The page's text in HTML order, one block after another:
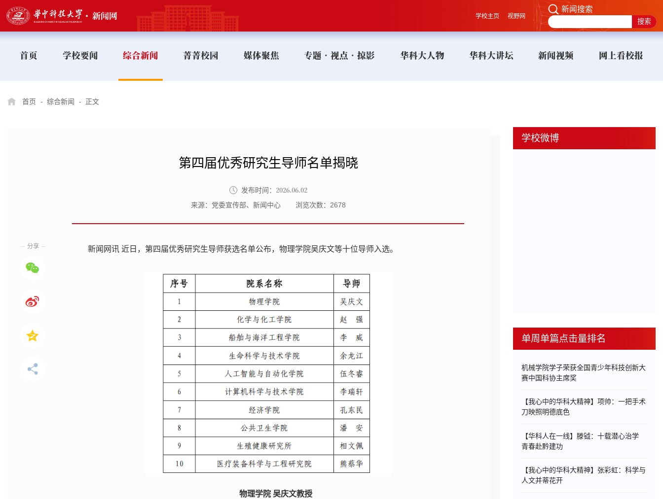
学校主页 视野网
新闻搜索
首页 学校要闻 综合新闻 菁菁校园 媒体聚焦 专题•视点•掠影 华科大人物 华科大讲坛 新闻视频 网上看校报
首页 - 综合新闻 - 正文
第四届优秀研究生导师名单揭晓
发布时间： 2026.06.02
来源：党委宣传部、新闻中心 浏览次数： 2678
新闻网讯 近日，第四届优秀研究生导师获选名单公布，物理学院吴庆文等十位导师入选。
物理学院 吴庆文教授
分享
学校微博
单周单篇点击量排名
机械学院学子荣获全国青少年科技创新大
赛中国科协主席奖
【我心中的华科大精神】项帅：一把手术
刀映照明德底色
【华科人在一线】滕钺：十载潜心治学
青春赴黔建功
【我心中的华科大精神】张彩虹：科学与
人文并蒂花开